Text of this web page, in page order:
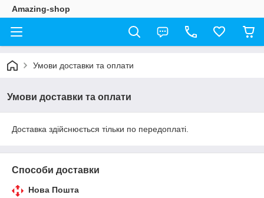
Amazing-shop
Умови доставки та оплати
Умови доставки та оплати
Доставка здійснюється тільки по передоплаті.
Способи доставки
Нова Пошта